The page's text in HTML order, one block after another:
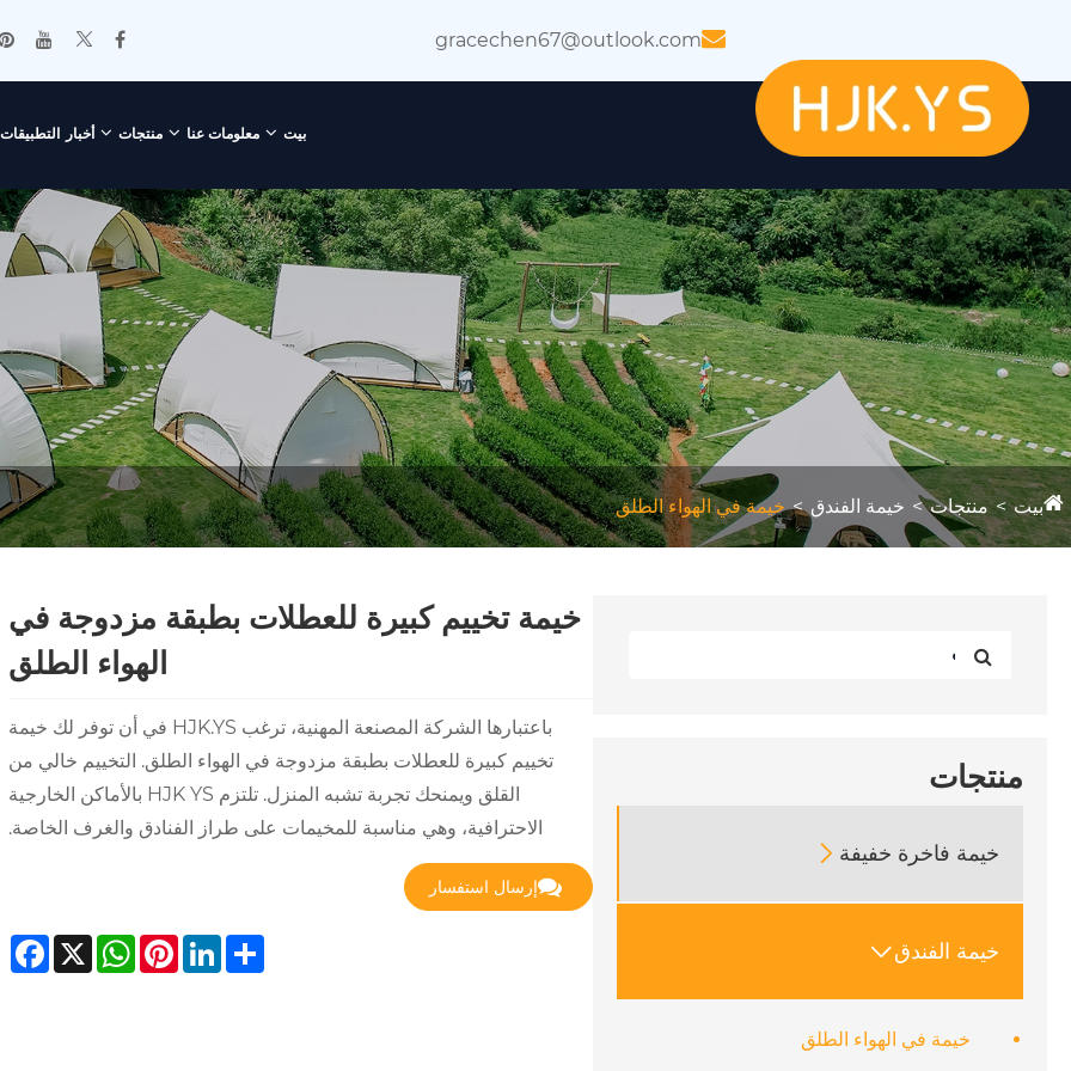
gracechen67@outlook.com
بيت معلومات عنا منتجات أخبار التطبيقات
بيت منتجات خيمة الفندق خيمة في الهواء الطلق
منتجات
خيمة فاخرة خفيفة 
خيمة الفندق
خيمة في الهواء الطلق
خيمة تخييم كبيرة للعطلات بطبقة مزدوجة في
الهواء الطلق
باعتبارها الشركة المصنعة المهنية، ترغب HJK.YS في أن توفر لك خيمة
تخييم كبيرة للعطلات بطبقة مزدوجة في الهواء الطلق. التخييم خالي من
القلق ويمنحك تجربة تشبه المنزل. تلتزم HJK YS بالأماكن الخارجية
الاحترافية، وهي مناسبة للمخيمات على طراز الفنادق والغرف الخاصة.
إرسال استفسار
X
WhatsAppPinterestLinkedInShare